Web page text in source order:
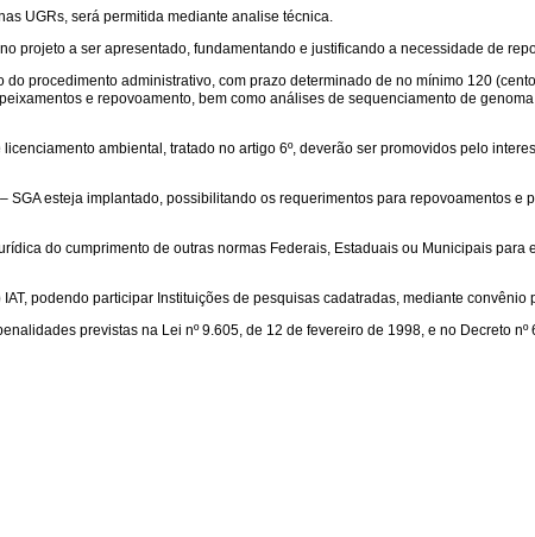
UGRs, será permitida mediante analise técnica.
projeto a ser apresentado, fundamentando e justificando a necessidade de
procedimento administrativo, com prazo determinado de no mínimo 120
e repovoamento, bem como análises de sequenciamento de
ambiental, tratado no artigo 6º, deverão ser promovidos pelo
SGA esteja implantado, possibilitando os requerimentos para repovoamentos
do cumprimento de outras normas Federais, Estaduais ou Municipais
podendo participar Instituições de pesquisas cadatradas, mediante convênio
previstas na Lei nº 9.605, de 12 de fevereiro de 1998, e no Decreto